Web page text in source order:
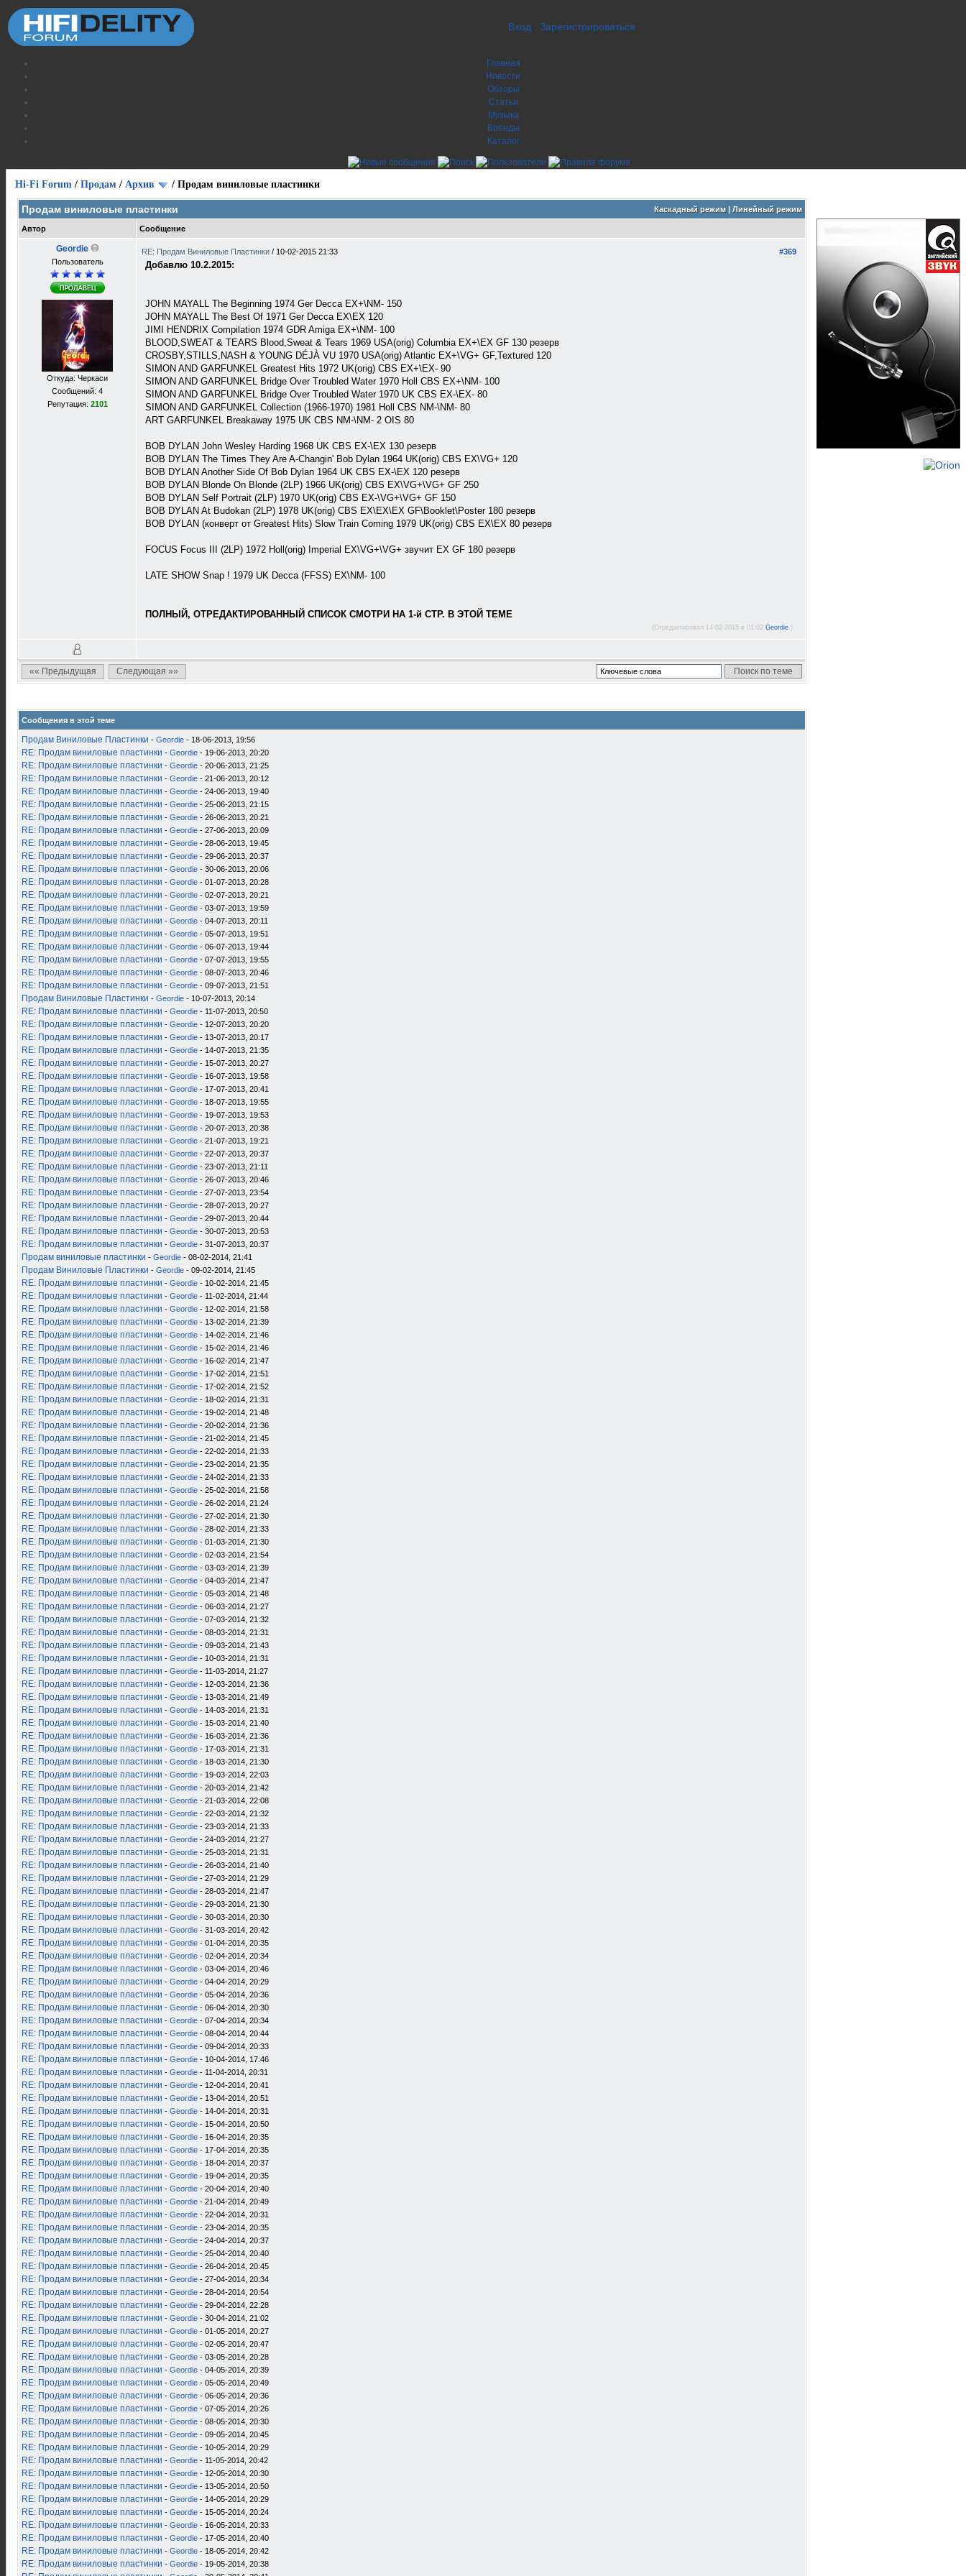
Вход Зарегистрироваться
Главная
Новости
Обзоры
Статьи
Музыка
Бренды
Каталог
Hi-Fi Forum / Продам / Архив / Продам виниловые пластинки
Каскадный режим| Линейный режим
Продам виниловые пластинки
Автор Сообщение
Geordie
Пользователь
Откуда: Черкаси
Сообщений: 4
Репутация: 2101
#369
RE: Продам Виниловые Пластинки / 10-02-2015 21:33
Добавлю 10.2.2015:
JOHN MAYALL The Beginning 1974 Ger Decca EX+\NM- 150
JOHN MAYALL The Best Of 1971 Ger Decca EX\EX 120
JIMI HENDRIX Compilation 1974 GDR Amiga EX+\NM- 100
BLOOD,SWEAT & TEARS Blood,Sweat & Tears 1969 USA(orig) Columbia EX+\EX GF 130 резерв
CROSBY,STILLS,NASH & YOUNG DÉJÀ VU 1970 USA(orig) Atlantic EX+\VG+ GF,Textured 120
SIMON AND GARFUNKEL Greatest Hits 1972 UK(orig) CBS EX+\EX- 90
SIMON AND GARFUNKEL Bridge Over Troubled Water 1970 Holl CBS EX+\NM- 100
SIMON AND GARFUNKEL Bridge Over Troubled Water 1970 UK CBS EX-\EX- 80
SIMON AND GARFUNKEL Collection (1966-1970) 1981 Holl CBS NM-\NM- 80
ART GARFUNKEL Breakaway 1975 UK CBS NM-\NM- 2 OIS 80
BOB DYLAN John Wesley Harding 1968 UK CBS EX-\EX 130 резерв
BOB DYLAN The Times They Are A-Changin' Bob Dylan 1964 UK(orig) CBS EX\VG+ 120
BOB DYLAN Another Side Of Bob Dylan 1964 UK CBS EX-\EX 120 резерв
BOB DYLAN Blonde On Blonde (2LP) 1966 UK(orig) CBS EX\VG+\VG+ GF 250
BOB DYLAN Self Portrait (2LP) 1970 UK(orig) CBS EX-\VG+\VG+ GF 150
BOB DYLAN At Budokan (2LP) 1978 UK(orig) CBS EX\EX\EX GF\Booklet\Poster 180 резерв
BOB DYLAN (конверт от Greatest Hits) Slow Train Coming 1979 UK(orig) CBS EX\EX 80 резерв
FOCUS Focus III (2LP) 1972 Holl(orig) Imperial EX\VG+\VG+ звучит EX GF 180 резерв
LATE SHOW Snap ! 1979 UK Decca (FFSS) EX\NM- 100
ПОЛНЫЙ, ОТРЕДАКТИРОВАННЫЙ СПИСОК СМОТРИ НА 1-й СТР. В ЭТОЙ ТЕМЕ
(Отредактировал 14-02-2015 в 01:02 Geordie.)
«« Предыдущая Следующая »»
Сообщения в этой теме
Продам Виниловые Пластинки - Geordie - 18-06-2013, 19:56
RE: Продам виниловые пластинки - Geordie - 19-06-2013, 20:20
RE: Продам виниловые пластинки - Geordie - 20-06-2013, 21:25
RE: Продам виниловые пластинки - Geordie - 21-06-2013, 20:12
RE: Продам виниловые пластинки - Geordie - 24-06-2013, 19:40
RE: Продам виниловые пластинки - Geordie - 25-06-2013, 21:15
RE: Продам виниловые пластинки - Geordie - 26-06-2013, 20:21
RE: Продам виниловые пластинки - Geordie - 27-06-2013, 20:09
RE: Продам виниловые пластинки - Geordie - 28-06-2013, 19:45
RE: Продам виниловые пластинки - Geordie - 29-06-2013, 20:37
RE: Продам виниловые пластинки - Geordie - 30-06-2013, 20:06
RE: Продам виниловые пластинки - Geordie - 01-07-2013, 20:28
RE: Продам виниловые пластинки - Geordie - 02-07-2013, 20:21
RE: Продам виниловые пластинки - Geordie - 03-07-2013, 19:59
RE: Продам виниловые пластинки - Geordie - 04-07-2013, 20:11
RE: Продам виниловые пластинки - Geordie - 05-07-2013, 19:51
RE: Продам виниловые пластинки - Geordie - 06-07-2013, 19:44
RE: Продам виниловые пластинки - Geordie - 07-07-2013, 19:55
RE: Продам виниловые пластинки - Geordie - 08-07-2013, 20:46
RE: Продам виниловые пластинки - Geordie - 09-07-2013, 21:51
Продам Виниловые Пластинки - Geordie - 10-07-2013, 20:14
RE: Продам виниловые пластинки - Geordie - 11-07-2013, 20:50
RE: Продам виниловые пластинки - Geordie - 12-07-2013, 20:20
RE: Продам виниловые пластинки - Geordie - 13-07-2013, 20:17
RE: Продам виниловые пластинки - Geordie - 14-07-2013, 21:35
RE: Продам виниловые пластинки - Geordie - 15-07-2013, 20:27
RE: Продам виниловые пластинки - Geordie - 16-07-2013, 19:58
RE: Продам виниловые пластинки - Geordie - 17-07-2013, 20:41
RE: Продам виниловые пластинки - Geordie - 18-07-2013, 19:55
RE: Продам виниловые пластинки - Geordie - 19-07-2013, 19:53
RE: Продам виниловые пластинки - Geordie - 20-07-2013, 20:38
RE: Продам виниловые пластинки - Geordie - 21-07-2013, 19:21
RE: Продам виниловые пластинки - Geordie - 22-07-2013, 20:37
RE: Продам виниловые пластинки - Geordie - 23-07-2013, 21:11
RE: Продам виниловые пластинки - Geordie - 26-07-2013, 20:46
RE: Продам виниловые пластинки - Geordie - 27-07-2013, 23:54
RE: Продам виниловые пластинки - Geordie - 28-07-2013, 20:27
RE: Продам виниловые пластинки - Geordie - 29-07-2013, 20:44
RE: Продам виниловые пластинки - Geordie - 30-07-2013, 20:53
RE: Продам виниловые пластинки - Geordie - 31-07-2013, 20:37
Продам виниловые пластинки - Geordie - 08-02-2014, 21:41
Продам Виниловые Пластинки - Geordie - 09-02-2014, 21:45
RE: Продам виниловые пластинки - Geordie - 10-02-2014, 21:45
RE: Продам виниловые пластинки - Geordie - 11-02-2014, 21:44
RE: Продам виниловые пластинки - Geordie - 12-02-2014, 21:58
RE: Продам виниловые пластинки - Geordie - 13-02-2014, 21:39
RE: Продам виниловые пластинки - Geordie - 14-02-2014, 21:46
RE: Продам виниловые пластинки - Geordie - 15-02-2014, 21:46
RE: Продам виниловые пластинки - Geordie - 16-02-2014, 21:47
RE: Продам виниловые пластинки - Geordie - 17-02-2014, 21:51
RE: Продам виниловые пластинки - Geordie - 17-02-2014, 21:52
RE: Продам виниловые пластинки - Geordie - 18-02-2014, 21:31
RE: Продам виниловые пластинки - Geordie - 19-02-2014, 21:48
RE: Продам виниловые пластинки - Geordie - 20-02-2014, 21:36
RE: Продам виниловые пластинки - Geordie - 21-02-2014, 21:45
RE: Продам виниловые пластинки - Geordie - 22-02-2014, 21:33
RE: Продам виниловые пластинки - Geordie - 23-02-2014, 21:35
RE: Продам виниловые пластинки - Geordie - 24-02-2014, 21:33
RE: Продам виниловые пластинки - Geordie - 25-02-2014, 21:58
RE: Продам виниловые пластинки - Geordie - 26-02-2014, 21:24
RE: Продам виниловые пластинки - Geordie - 27-02-2014, 21:30
RE: Продам виниловые пластинки - Geordie - 28-02-2014, 21:33
RE: Продам виниловые пластинки - Geordie - 01-03-2014, 21:30
RE: Продам виниловые пластинки - Geordie - 02-03-2014, 21:54
RE: Продам виниловые пластинки - Geordie - 03-03-2014, 21:39
RE: Продам виниловые пластинки - Geordie - 04-03-2014, 21:47
RE: Продам виниловые пластинки - Geordie - 05-03-2014, 21:48
RE: Продам виниловые пластинки - Geordie - 06-03-2014, 21:27
RE: Продам виниловые пластинки - Geordie - 07-03-2014, 21:32
RE: Продам виниловые пластинки - Geordie - 08-03-2014, 21:31
RE: Продам виниловые пластинки - Geordie - 09-03-2014, 21:43
RE: Продам виниловые пластинки - Geordie - 10-03-2014, 21:31
RE: Продам виниловые пластинки - Geordie - 11-03-2014, 21:27
RE: Продам виниловые пластинки - Geordie - 12-03-2014, 21:36
RE: Продам виниловые пластинки - Geordie - 13-03-2014, 21:49
RE: Продам виниловые пластинки - Geordie - 14-03-2014, 21:31
RE: Продам виниловые пластинки - Geordie - 15-03-2014, 21:40
RE: Продам виниловые пластинки - Geordie - 16-03-2014, 21:36
RE: Продам виниловые пластинки - Geordie - 17-03-2014, 21:31
RE: Продам виниловые пластинки - Geordie - 18-03-2014, 21:30
RE: Продам виниловые пластинки - Geordie - 19-03-2014, 22:03
RE: Продам виниловые пластинки - Geordie - 20-03-2014, 21:42
RE: Продам виниловые пластинки - Geordie - 21-03-2014, 22:08
RE: Продам виниловые пластинки - Geordie - 22-03-2014, 21:32
RE: Продам виниловые пластинки - Geordie - 23-03-2014, 21:33
RE: Продам виниловые пластинки - Geordie - 24-03-2014, 21:27
RE: Продам виниловые пластинки - Geordie - 25-03-2014, 21:31
RE: Продам виниловые пластинки - Geordie - 26-03-2014, 21:40
RE: Продам виниловые пластинки - Geordie - 27-03-2014, 21:29
RE: Продам виниловые пластинки - Geordie - 28-03-2014, 21:47
RE: Продам виниловые пластинки - Geordie - 29-03-2014, 21:30
RE: Продам виниловые пластинки - Geordie - 30-03-2014, 20:30
RE: Продам виниловые пластинки - Geordie - 31-03-2014, 20:42
RE: Продам виниловые пластинки - Geordie - 01-04-2014, 20:35
RE: Продам виниловые пластинки - Geordie - 02-04-2014, 20:34
RE: Продам виниловые пластинки - Geordie - 03-04-2014, 20:46
RE: Продам виниловые пластинки - Geordie - 04-04-2014, 20:29
RE: Продам виниловые пластинки - Geordie - 05-04-2014, 20:36
RE: Продам виниловые пластинки - Geordie - 06-04-2014, 20:30
RE: Продам виниловые пластинки - Geordie - 07-04-2014, 20:34
RE: Продам виниловые пластинки - Geordie - 08-04-2014, 20:44
RE: Продам виниловые пластинки - Geordie - 09-04-2014, 20:33
RE: Продам виниловые пластинки - Geordie - 10-04-2014, 17:46
RE: Продам виниловые пластинки - Geordie - 11-04-2014, 20:31
RE: Продам виниловые пластинки - Geordie - 12-04-2014, 20:41
RE: Продам виниловые пластинки - Geordie - 13-04-2014, 20:51
RE: Продам виниловые пластинки - Geordie - 14-04-2014, 20:31
RE: Продам виниловые пластинки - Geordie - 15-04-2014, 20:50
RE: Продам виниловые пластинки - Geordie - 16-04-2014, 20:35
RE: Продам виниловые пластинки - Geordie - 17-04-2014, 20:35
RE: Продам виниловые пластинки - Geordie - 18-04-2014, 20:37
RE: Продам виниловые пластинки - Geordie - 19-04-2014, 20:35
RE: Продам виниловые пластинки - Geordie - 20-04-2014, 20:40
RE: Продам виниловые пластинки - Geordie - 21-04-2014, 20:49
RE: Продам виниловые пластинки - Geordie - 22-04-2014, 20:31
RE: Продам виниловые пластинки - Geordie - 23-04-2014, 20:35
RE: Продам виниловые пластинки - Geordie - 24-04-2014, 20:37
RE: Продам виниловые пластинки - Geordie - 25-04-2014, 20:40
RE: Продам виниловые пластинки - Geordie - 26-04-2014, 20:45
RE: Продам виниловые пластинки - Geordie - 27-04-2014, 20:34
RE: Продам виниловые пластинки - Geordie - 28-04-2014, 20:54
RE: Продам виниловые пластинки - Geordie - 29-04-2014, 22:28
RE: Продам виниловые пластинки - Geordie - 30-04-2014, 21:02
RE: Продам виниловые пластинки - Geordie - 01-05-2014, 20:27
RE: Продам виниловые пластинки - Geordie - 02-05-2014, 20:47
RE: Продам виниловые пластинки - Geordie - 03-05-2014, 20:28
RE: Продам виниловые пластинки - Geordie - 04-05-2014, 20:39
RE: Продам виниловые пластинки - Geordie - 05-05-2014, 20:49
RE: Продам виниловые пластинки - Geordie - 06-05-2014, 20:36
RE: Продам виниловые пластинки - Geordie - 07-05-2014, 20:26
RE: Продам виниловые пластинки - Geordie - 08-05-2014, 20:30
RE: Продам виниловые пластинки - Geordie - 09-05-2014, 20:45
RE: Продам виниловые пластинки - Geordie - 10-05-2014, 20:29
RE: Продам виниловые пластинки - Geordie - 11-05-2014, 20:42
RE: Продам виниловые пластинки - Geordie - 12-05-2014, 20:30
RE: Продам виниловые пластинки - Geordie - 13-05-2014, 20:50
RE: Продам виниловые пластинки - Geordie - 14-05-2014, 20:29
RE: Продам виниловые пластинки - Geordie - 15-05-2014, 20:24
RE: Продам виниловые пластинки - Geordie - 16-05-2014, 20:33
RE: Продам виниловые пластинки - Geordie - 17-05-2014, 20:40
RE: Продам виниловые пластинки - Geordie - 18-05-2014, 20:42
RE: Продам виниловые пластинки - Geordie - 19-05-2014, 20:38